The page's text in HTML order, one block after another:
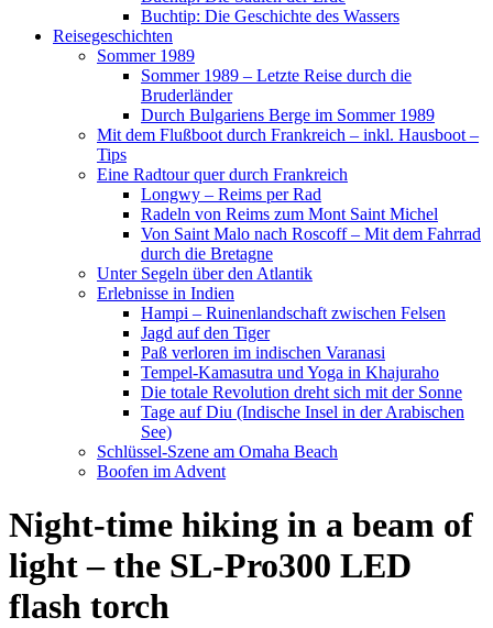
Buchtip: Die Geschichte des Wassers
Reisegeschichten
Sommer 1989
Sommer 1989 – Letzte Reise durch die
Bruderländer
Durch Bulgariens Berge im Sommer 1989
Mit dem Flußboot durch Frankreich – inkl. Hausboot –
Tips
Eine Radtour quer durch Frankreich
Longwy – Reims per Rad
Radeln von Reims zum Mont Saint Michel
Von Saint Malo nach Roscoff – Mit dem Fahrrad
durch die Bretagne
Unter Segeln über den Atlantik
Erlebnisse in Indien
Hampi – Ruinenlandschaft zwischen Felsen
Jagd auf den Tiger
Paß verloren im indischen Varanasi
Tempel-Kamasutra und Yoga in Khajuraho
Die totale Revolution dreht sich mit der Sonne
Tage auf Diu (Indische Insel in der Arabischen
See)
Schlüssel-Szene am Omaha Beach
Boofen im Advent
Night-time hiking in a beam of
light – the SL-Pro300 LED
flash torch